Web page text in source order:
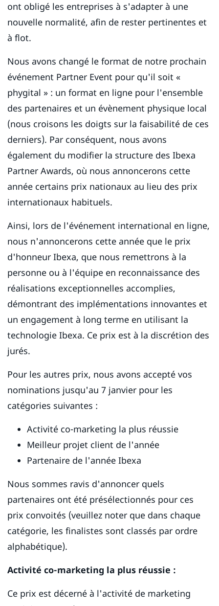
ont obligé les entreprises à s'adapter à une
nouvelle normalité, afin de rester pertinentes et
à flot.
Nous avons changé le format de notre prochain
événement Partner Event pour qu'il soit «
phygital » : un format en ligne pour l'ensemble
des partenaires et un évènement physique local
(nous croisons les doigts sur la faisabilité de ces
derniers). Par conséquent, nous avons
également du modifier la structure des Ibexa
Partner Awards, où nous annoncerons cette
année certains prix nationaux au lieu des prix
internationaux habituels.
Ainsi, lors de l'événement international en ligne,
nous n'annoncerons cette année que le prix
d'honneur Ibexa, que nous remettrons à la
personne ou à l'équipe en reconnaissance des
réalisations exceptionnelles accomplies,
démontrant des implémentations innovantes et
un engagement à long terme en utilisant la
technologie Ibexa. Ce prix est à la discrétion des
jurés.
Pour les autres prix, nous avons accepté vos
nominations jusqu'au 7 janvier pour les
catégories suivantes :
Activité co-marketing la plus réussie
Meilleur projet client de l'année
Partenaire de l'année Ibexa
Nous sommes ravis d'annoncer quels
partenaires ont été présélectionnés pour ces
prix convoités (veuillez noter que dans chaque
catégorie, les finalistes sont classés par ordre
alphabétique).
Activité co-marketing la plus réussie :
Ce prix est décerné à l'activité de marketing